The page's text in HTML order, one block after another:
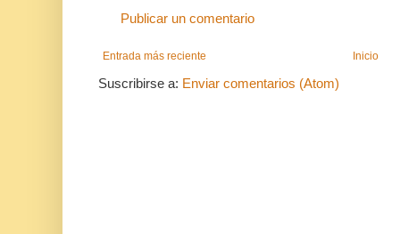
Publicar un comentario
Entrada más reciente Inicio
Suscribirse a: Enviar comentarios (Atom)